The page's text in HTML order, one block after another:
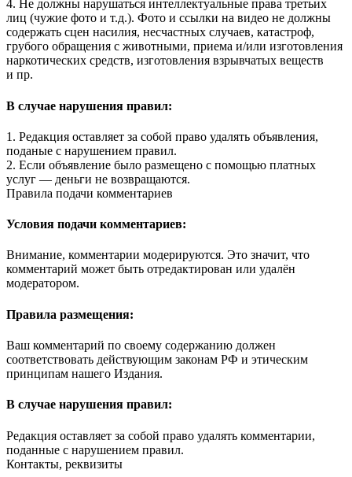
4. Не должны нарушаться интеллектуальные права третьих
лиц (чужие фото и т.д.). Фото и ссылки на видео не должны
содержать сцен насилия, несчастных случаев, катастроф,
грубого обращения с животными, приема и/или изготовления
наркотических средств, изготовления взрывчатых веществ
и пр.
В случае нарушения правил:
1. Редакция оставляет за собой право удалять объявления,
поданые с нарушением правил.
2. Если объявление было размещено с помощью платных
услуг — деньги не возвращаются.
Правила подачи комментариев
Условия подачи комментариев:
Внимание, комментарии модерируются. Это значит, что
комментарий может быть отредактирован или удалён
модератором.
Правила размещения:
Ваш комментарий по своему содержанию должен
соответствовать действующим законам РФ и этическим
принципам нашего Издания.
В случае нарушения правил:
Редакция оставляет за собой право удалять комментарии,
поданные с нарушением правил.
Контакты, реквизиты